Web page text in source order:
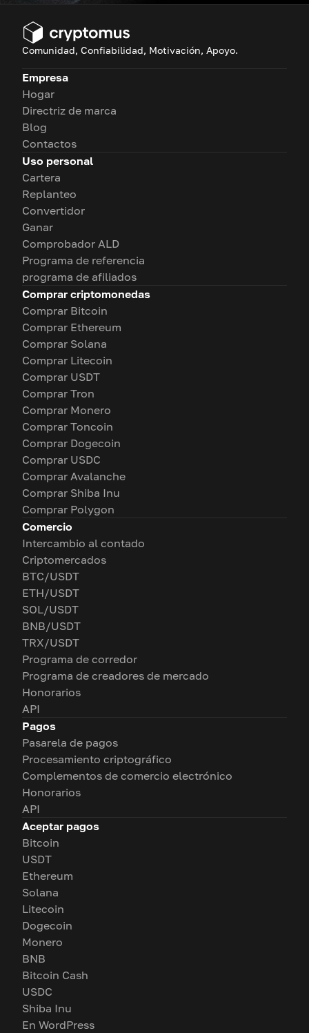
Comunidad, Confiabilidad, Motivación, Apoyo.
Empresa
Hogar
Directriz de marca
Blog
Contactos
Uso personal
Cartera
Replanteo
Convertidor
Ganar
Comprobador ALD
Programa de referencia
programa de afiliados
Comprar criptomonedas
Comprar Bitcoin
Comprar Ethereum
Comprar Solana
Comprar Litecoin
Comprar USDT
Comprar Tron
Comprar Monero
Comprar Toncoin
Comprar Dogecoin
Comprar USDC
Comprar Avalanche
Comprar Shiba Inu
Comprar Polygon
Comercio
Intercambio al contado
Criptomercados
BTC/USDT
ETH/USDT
SOL/USDT
BNB/USDT
TRX/USDT
Programa de corredor
Programa de creadores de mercado
Honorarios
API
Pagos
Pasarela de pagos
Procesamiento criptográfico
Complementos de comercio electrónico
Honorarios
API
Aceptar pagos
Bitcoin
USDT
Ethereum
Solana
Litecoin
Dogecoin
Monero
BNB
Bitcoin Cash
USDC
Shiba Inu
En WordPress